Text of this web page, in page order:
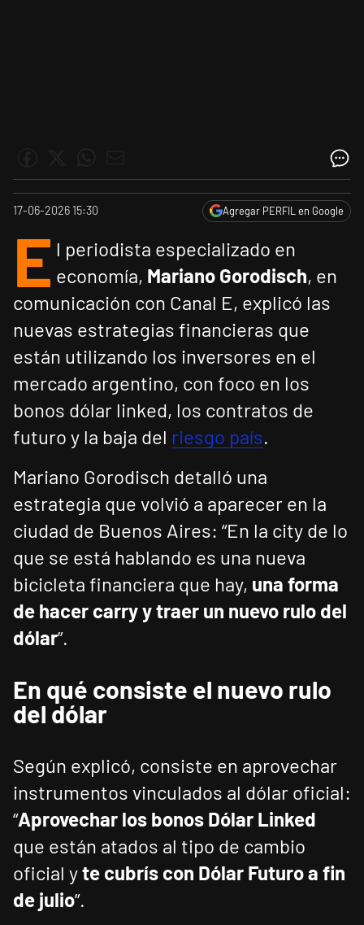
17-06-2026 15:30 Agregar PERFIL en Google
E l periodista especializado en
economía, Mariano Gorodisch, en
comunicación con Canal E, explicó las
nuevas estrategias financieras que
están utilizando los inversores en el
mercado argentino, con foco en los
bonos dólar linked, los contratos de
futuro y la baja del riesgo país.
Mariano Gorodisch detalló una
estrategia que volvió a aparecer en la
ciudad de Buenos Aires: “En la city de lo
que se está hablando es una nueva
bicicleta financiera que hay, una forma
de hacer carry y traer un nuevo rulo del
dólar”.
En qué consiste el nuevo rulo
del dólar
Según explicó, consiste en aprovechar
instrumentos vinculados al dólar oficial:
“Aprovechar los bonos Dólar Linked
que están atados al tipo de cambio
oficial yte cubrís con Dólar Futuro a fin
de julio”.